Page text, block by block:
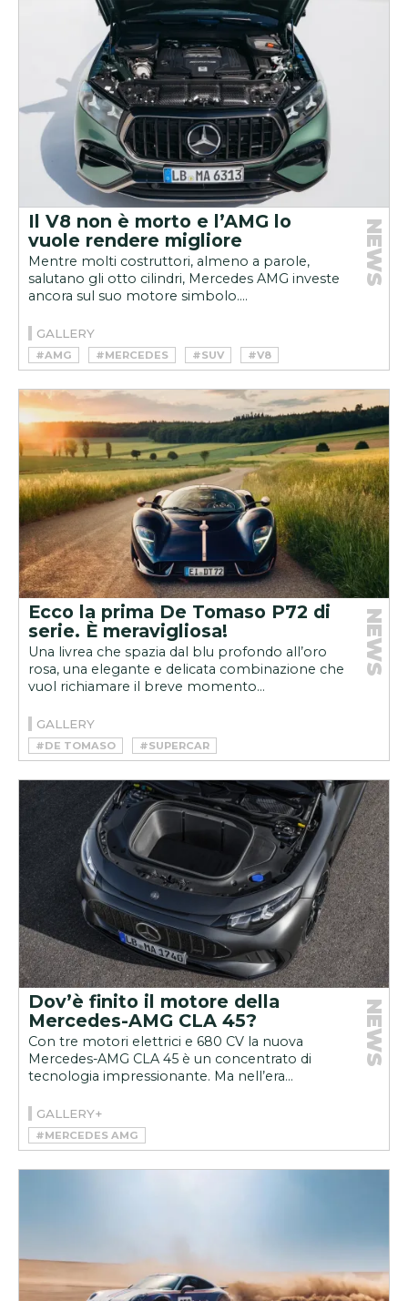
Il V8 non è morto e l’AMG lo
vuole rendere migliore
Mentre molti costruttori, almeno a parole,
salutano gli otto cilindri, Mercedes AMG investe
ancora sul suo motore simbolo....
NEWS
GALLERY
#AMG #MERCEDES #SUV #V8
Ecco la prima De Tomaso P72 di
serie. È meravigliosa!
Una livrea che spazia dal blu profondo all’oro
rosa, una elegante e delicata combinazione che
vuol richiamare il breve momento...
NEWS
GALLERY
#DE TOMASO #SUPERCAR
Dov’è finito il motore della
Mercedes-AMG CLA 45?
Con tre motori elettrici e 680 CV la nuova
Mercedes-AMG CLA 45 è un concentrato di
tecnologia impressionante. Ma nell’era...
NEWS
GALLERY+
#MERCEDES AMG
#MERCEDES-AMG CLA 45 4MATIC+